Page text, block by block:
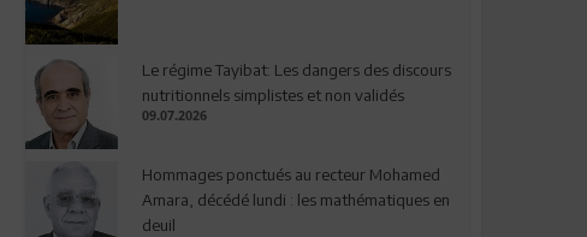
Le régime Tayibat: Les dangers des discours
nutritionnels simplistes et non validés
09.07.2026
Hommages ponctués au recteur Mohamed
Amara, décédé lundi : les mathématiques en
deuil